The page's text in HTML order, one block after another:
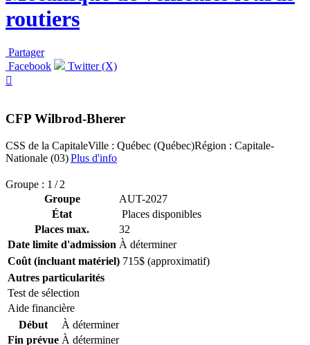
routiers
Partager
Facebook
Twitter (X)

CFP Wilbrod-Bherer
CSS de la CapitaleVille : Québec (Québec)Région : Capitale-
Nationale (03)Plus d'info
Groupe : 1 / 2
Groupe
AUT-2027
État
Places disponibles
Places max.
32
Date limite d'admission À déterminer
Coût (incluant matériel) 715$ (approximatif)
Autres particularités
Test de sélection
Aide financière
Début
À déterminer
Fin prévue À déterminer